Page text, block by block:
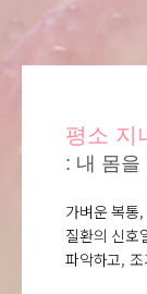
평소 지
: 내 몸을
가벼운 복통
질환의 신호
파악하고,